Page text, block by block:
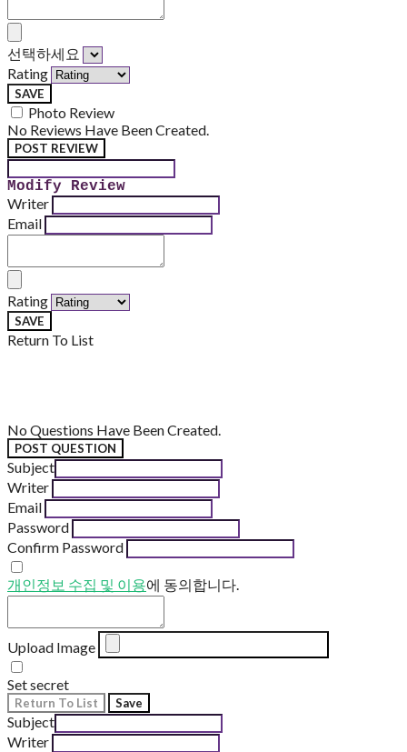
선택하세요
Rating
SAVE
Photo Review
No Reviews Have Been Created.
POST REVIEW
Modify Review
Writer
Email
Rating
SAVE
Return To List
No Questions Have Been Created.
POST QUESTION
Subject
Writer
Email
Password
Confirm Password
개인정보 수집 및 이용에 동의합니다.
Upload Image
Set secret
Return To List Save
Subject
Writer